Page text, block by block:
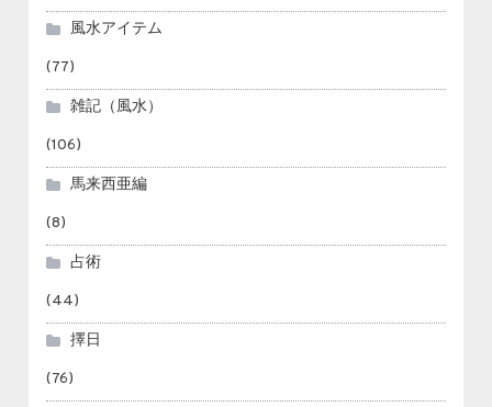
風水アイテム
(77)
雑記（風水）
(106)
馬来西亜編
(8)
占術
(44)
擇日
(76)